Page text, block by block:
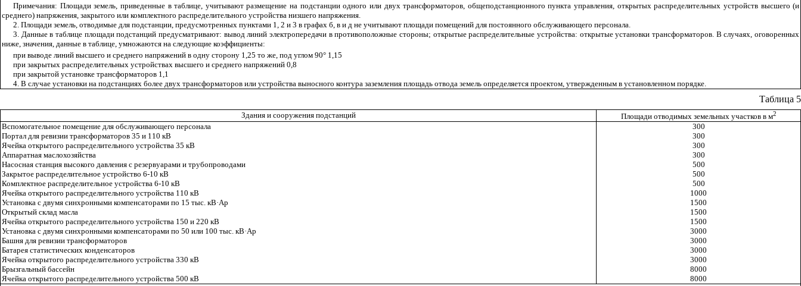
Примечания: Площади земель, приведенные в таблице, учитывают размещение на подстанции одного или двух трансформаторов, общеподстанционного пункта управления, открытых распределительных устройств высшего (и
среднего) напряжения, закрытого или комплектного распределительного устройства низшего напряжения.
2. Площади земель, отводимые для подстанции, предусмотренных пунктами 1, 2 и 3 в графах б, в и д не учитывают площади помещений для постоянного обслуживающего персонала.
3. Данные в таблице площади подстанций предусматривают: вывод линий электропередачи в противоположные стороны; открытые распределительные устройства: открытые установки трансформаторов. В случаях, оговоренных
ниже, значения, данные в таблице, умножаются на следующие коэффициенты:
при выводе линий высшего и среднего напряжений в одну сторону 1,25 то же, под углом 90° 1,15
при закрытых распределительных устройствах высшего и среднего напряжений 0,8
при закрытой установке трансформаторов 1,1
4. В случае установки на подстанциях более двух трансформаторов или устройства выносного контура заземления площадь отвода земель определяется проектом, утвержденным в установленном порядке.
Таблица 5
Здания и сооружения подстанций Площади отводимых земельных участков в м2
Вспомогательное помещение для обслуживающего персонала
300
Портал для ревизии трансформаторов 35 и 110 кВ
300
Ячейка открытого распределительного устройства 35 кВ
300
Аппаратная маслохозяйства
300
Насосная станция высокого давления с резервуарами и трубопроводами
500
Закрытое распределительное устройство 6-10 кВ
500
Комплектное распределительное устройства 6-10 кВ
500
Ячейка открытого распределительного устройства 110 кВ
1000
Установка с двумя синхронными компенсаторами по 15 тыс. кВ·Ар
1500
Открытый склад масла
1500
Ячейка открытого распределительного устройства 150 и 220 кВ
1500
Установка с двумя синхронными компенсаторами по 50 или 100 тыс. кВ·Ар
3000
Башня для ревизии трансформаторов
3000
Батарея статистических конденсаторов
3000
Ячейка открытого распределительного устройства 330 кВ
3000
Брызгальный бассейн
8000
Ячейка открытого распределительного устройства 500 кВ
8000